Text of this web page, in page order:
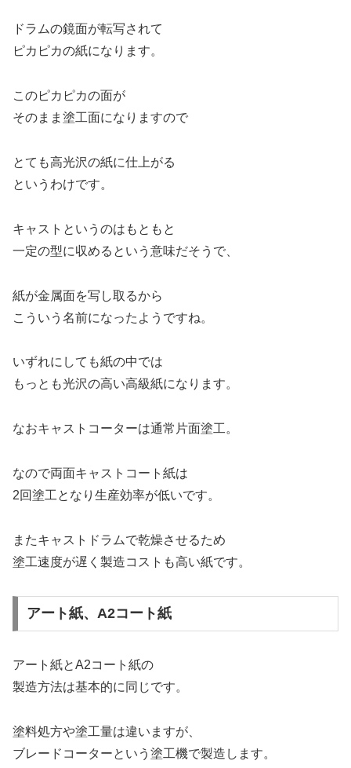
ドラムの鏡面が転写されて
ピカピカの紙になります。
このピカピカの面が
そのまま塗工面になりますので
とても高光沢の紙に仕上がる
というわけです。
キャストというのはもともと
一定の型に収めるという意味だそうで、
紙が金属面を写し取るから
こういう名前になったようですね。
いずれにしても紙の中では
もっとも光沢の高い高級紙になります。
なおキャストコーターは通常片面塗工。
なので両面キャストコート紙は
2回塗工となり生産効率が低いです。
またキャストドラムで乾燥させるため
塗工速度が遅く製造コストも高い紙です。
アート紙、A2コート紙
アート紙とA2コート紙の
製造方法は基本的に同じです。
塗料処方や塗工量は違いますが、
ブレードコーターという塗工機で製造します。